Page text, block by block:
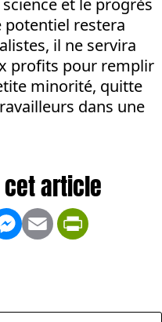
et le progrès
potentiel restera
il ne servira
profits pour remplir
minorité, quitte
dans une
Messenger
Email